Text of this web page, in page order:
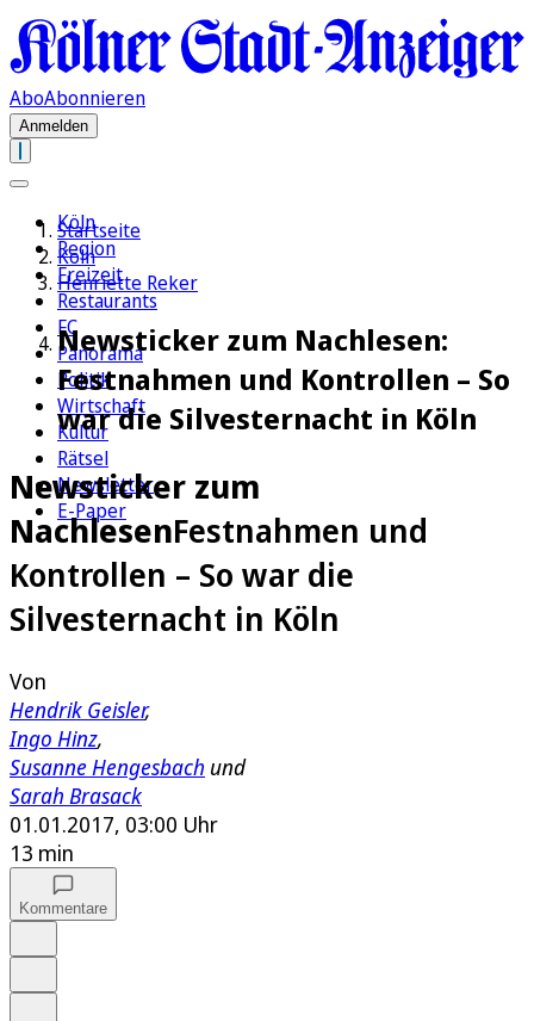
AboAbonnieren
Anmelden
Köln
Region
Freizeit
Restaurants
FC
Panorama
Politik
Wirtschaft
Kultur
Rätsel
Newsletter
E-Paper
Startseite
Köln
Henriette Reker
Newsticker zum Nachlesen:
Festnahmen und Kontrollen – So
war die Silvesternacht in Köln
Newsticker zum
NachlesenFestnahmen und
Kontrollen – So war die
Silvesternacht in Köln
Von
Hendrik Geisler,
Ingo Hinz,
Susanne Hengesbach und
Sarah Brasack
01.01.2017, 03:00 Uhr
13 min
Kommentare